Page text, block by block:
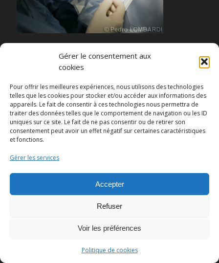
Gérer le consentement aux
cookies
Pour offrir les meilleures expériences, nous utilisons des technologies
telles que les cookies pour stocker et/ou accéder aux informations des
appareils. Le fait de consentir à ces technologies nous permettra de
traiter des données telles que le comportement de navigation ou les ID
uniques sur ce site. Le fait de ne pas consentir ou de retirer son
consentement peut avoir un effet négatif sur certaines caractéristiques
et fonctions.
Gérer les services
Accepter
Refuser
Voir les préférences
Politique de cookies
© Copyright - Pedro Lombardi -Mentions légales